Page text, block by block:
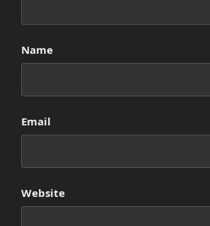
Name
Email
Website